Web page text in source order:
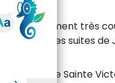
décidément très
premières suites de
les Amis de Sainte